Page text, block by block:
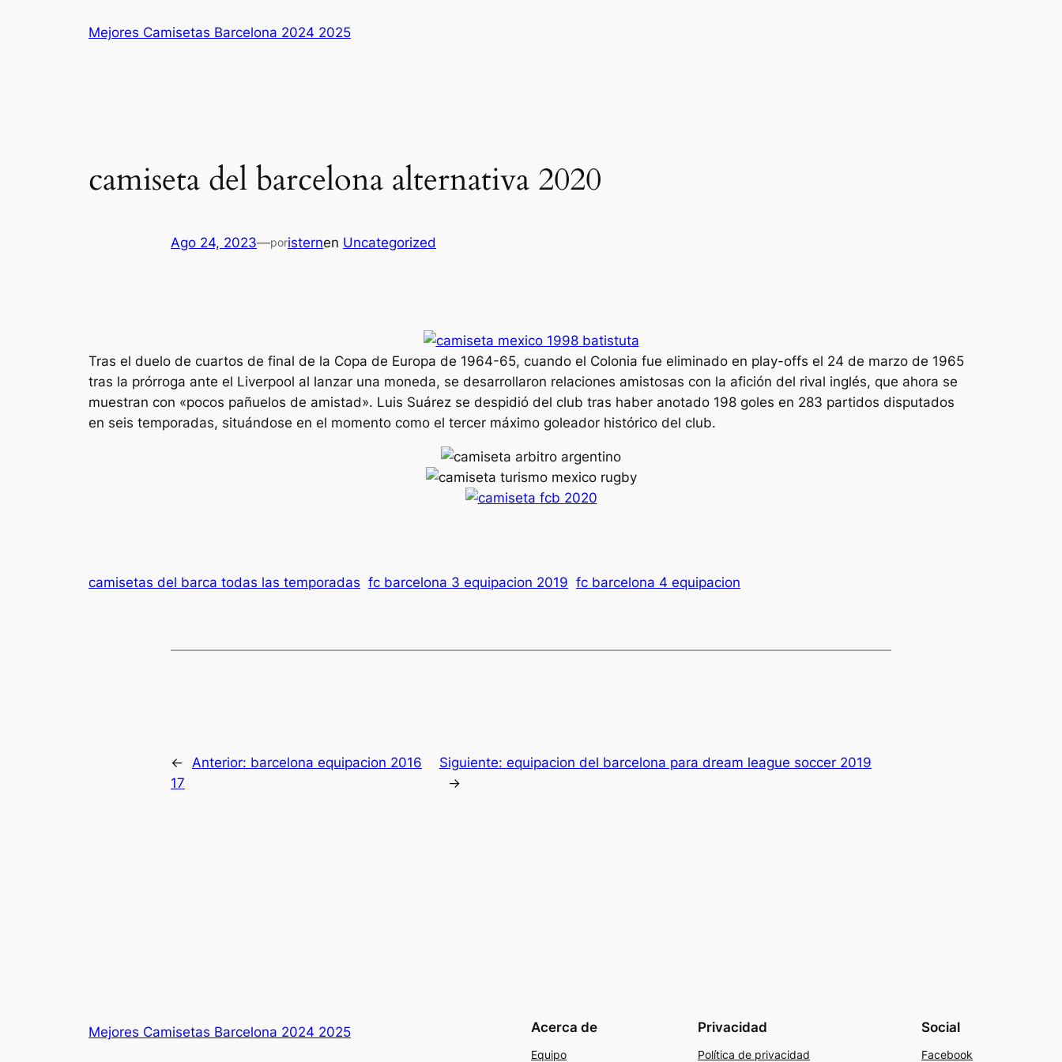
Mejores Camisetas Barcelona 2024 2025
camiseta del barcelona alternativa 2020
Ago 24, 2023—poristernen Uncategorized
Tras el duelo de cuartos de final de la Copa de Europa de 1964-65, cuando el Colonia fue eliminado en play-offs el 24 de marzo de 1965
tras la prórroga ante el Liverpool al lanzar una moneda, se desarrollaron relaciones amistosas con la afición del rival inglés, que ahora se
muestran con «pocos pañuelos de amistad». Luis Suárez se despidió del club tras haber anotado 198 goles en 283 partidos disputados
en seis temporadas, situándose en el momento como el tercer máximo goleador histórico del club.
camisetas del barca todas las temporadas fc barcelona 3 equipacion 2019 fc barcelona 4 equipacion
← Anterior: barcelona equipacion 2016
17
Siguiente: equipacion del barcelona para dream league soccer 2019
→
Mejores Camisetas Barcelona 2024 2025 Acerca de
Equipo
Privacidad
Política de privacidad
Social
Facebook